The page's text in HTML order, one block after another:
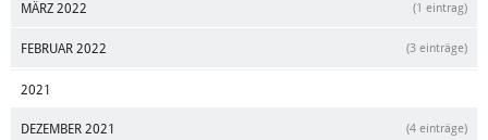
MÄRZ 2022 (1 eintrag)
FEBRUAR 2022 (3 einträge)
2021
DEZEMBER 2021 (4 einträge)